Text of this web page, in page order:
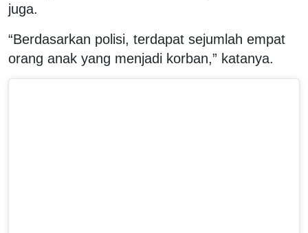
juga.
“Berdasarkan polisi, terdapat sejumlah empat
orang anak yang menjadi korban,” katanya.